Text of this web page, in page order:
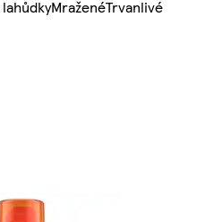
MraženéTrvanlivé